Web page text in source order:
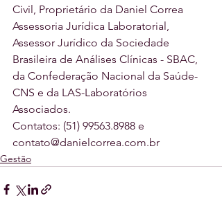
Civil, Proprietário da Daniel Correa
Assessoria Jurídica Laboratorial,
Assessor Jurídico da Sociedade
Brasileira de Análises Clínicas - SBAC,
da Confederação Nacional da Saúde-
CNS e da LAS-Laboratórios
Associados.
Contatos: (51) 99563.8988 e
contato@danielcorrea.com.br
Gestão